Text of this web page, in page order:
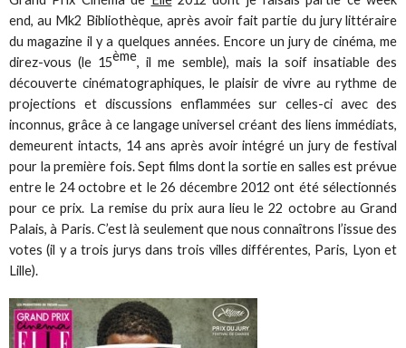
end, au Mk2 Bibliothèque, après avoir fait partie du jury littéraire
du magazine il y a quelques années. Encore un jury de cinéma, me
direz-vous (le 15ème, il me semble), mais la soif insatiable des
découverte cinématographiques, le plaisir de vivre au rythme de
projections et discussions enflammées sur celles-ci avec des
inconnus, grâce à ce langage universel créant des liens immédiats,
demeurent intacts, 14 ans après avoir intégré un jury de festival
pour la première fois. Sept films dont la sortie en salles est prévue
entre le 24 octobre et le 26 décembre 2012 ont été sélectionnés
pour ce prix. La remise du prix aura lieu le 22 octobre au Grand
Palais, à Paris. C’est là seulement que nous connaîtrons l’issue des
votes (il y a trois jurys dans trois villes différentes, Paris, Lyon et
Lille).